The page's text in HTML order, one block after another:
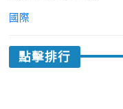
國際
點擊排行